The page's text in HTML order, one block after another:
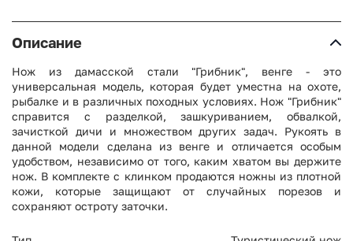
Описание
Нож из дамасской стали "Грибник", венге - это
универсальная модель, которая будет уместна на охоте,
рыбалке и в различных походных условиях. Нож "Грибник"
справится с разделкой, зашкуриванием, обвалкой,
зачисткой дичи и множеством других задач. Рукоять в
данной модели сделана из венге и отличается особым
удобством, независимо от того, каким хватом вы держите
нож. В комплекте с клинком продаются ножны из плотной
кожи, которые защищают от случайных порезов и
сохраняют остроту заточки.